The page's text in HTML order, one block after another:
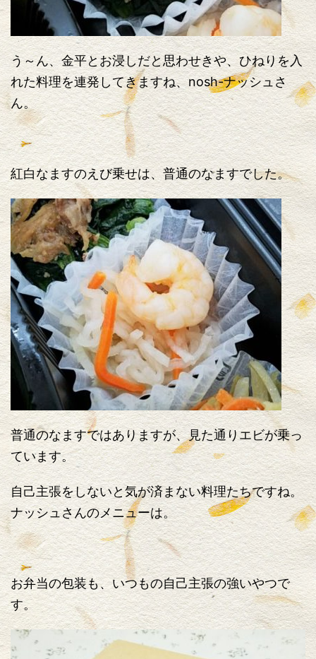
う～ん、金平とお浸しだと思わせきや、ひねりを入
れた料理を連発してきますね、nosh-ナッシュさ
ん。
紅白なますのえび乗せは、普通のなますでした。
普通のなますではありますが、見た通りエビが乗っ
ています。
自己主張をしないと気が済まない料理たちですね。
ナッシュさんのメニューは。
お弁当の包装も、いつもの自己主張の強いやつで
す。